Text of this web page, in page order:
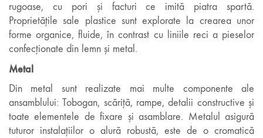
rugoase, cu pori și facturi ce imită piatra spartă.
Proprietățile sale plastice sunt explorate la crearea unor
forme organice, fluide, în contrast cu liniile reci a pieselor
confecționate din lemn și metal.
Metal
Din metal sunt realizate mai multe componente ale
ansamblului: Tobogan, scăriță, rampe, detalii constructive și
toate elementele de fixare și asamblare. Metalul asigură
tuturor instalațiilor o alură robustă, este de o cromatică